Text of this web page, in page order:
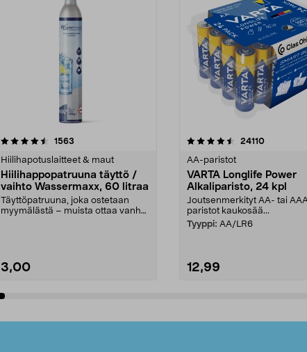
1563
Hiilihapotuslaitteet & maut
Hiilihappopatruuna täyttö /
vaihto Wassermaxx, 60 litraa
Täyttöpatruuna, joka ostetaan
myymälästä – muista ottaa vanha
3,00
4.5viidestä
24110arvostelut
AA-paristot
VARTA Longlife Power
Alkaliparisto, 24 kpl
Joutsenmerkityt AA- tai
paristot kaukosää...
Tyyppi: AA/LR6
12,99
4.5viidestä